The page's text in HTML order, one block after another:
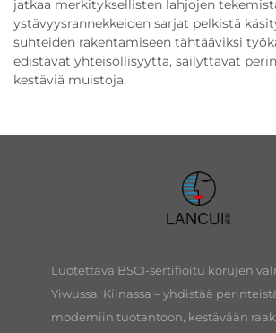
jatkaa merkityksellisten lahjojen
ystävyysrannekkeiden sarjat pelkistä
suhteiden rakentamiseen tähtääviksi
edistävät yhteisöllisyyttä, säilyttävät
kestäviä muistoja.
Luotettava BSCI-sertifioitu korujen
Yiwussa, Kiinassa – yhdistää
moderniin tuotantoon, kestävään